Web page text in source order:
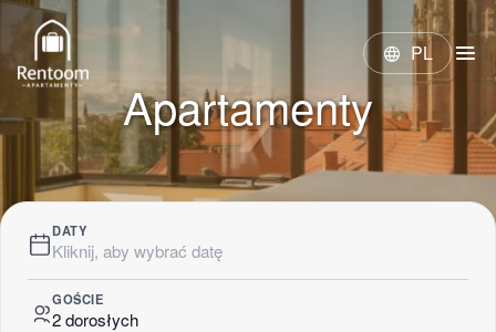
language PL menu
Apartamenty
DATY
Kliknij, aby wybrać datę
GOŚCIE
2 dorosłych